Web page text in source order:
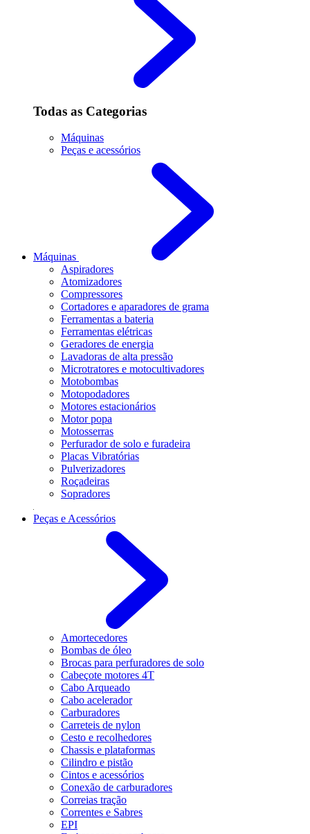
Todas as Categorias
Máquinas
Peças e acessórios
Máquinas
Aspiradores
Atomizadores
Compressores
Cortadores e aparadores de grama
Ferramentas a bateria
Ferramentas elétricas
Geradores de energia
Lavadoras de alta pressão
Microtratores e motocultivadores
Motobombas
Motopodadores
Motores estacionários
Motor popa
Motosserras
Perfurador de solo e furadeira
Placas Vibratórias
Pulverizadores
Roçadeiras
Sopradores
Peças e Acessórios
Amortecedores
Bombas de óleo
Brocas para perfuradores de solo
Cabeçote motores 4T
Cabo Arqueado
Cabo acelerador
Carburadores
Carreteis de nylon
Cesto e recolhedores
Chassis e plataformas
Cilindro e pistão
Cintos e acessórios
Conexão de carburadores
Correias tração
Correntes e Sabres
EPI